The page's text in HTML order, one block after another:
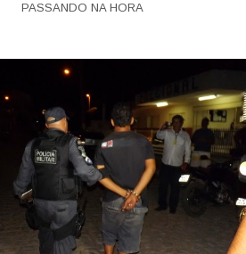
PASSANDO NA HORA